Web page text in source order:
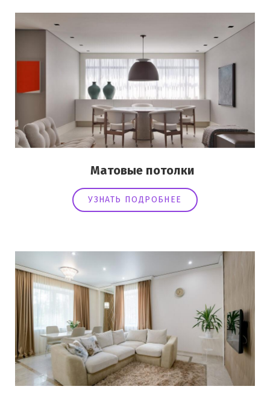
Матовые потолки
УЗНАТЬ ПОДРОБНЕЕ